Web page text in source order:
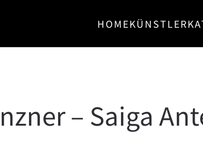
HOMEKÜNSTLER
– Saiga